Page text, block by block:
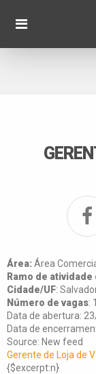
Área: Área
Ramo de
Cidade/UF:
Número de vagas: 1
Data de abertura:
Data de
Source: New feed
Gerente de Loja de
{$excerpt:n}